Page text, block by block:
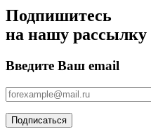
Подпишитесь
на нашу рассылку
Введите Ваш email